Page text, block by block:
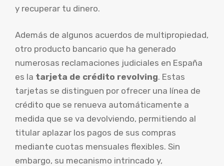
y recuperar tu dinero.
Además de algunos acuerdos de multipropiedad,
otro producto bancario que ha generado
numerosas reclamaciones judiciales en España
es la tarjeta de crédito revolving. Estas
tarjetas se distinguen por ofrecer una línea de
crédito que se renueva automáticamente a
medida que se va devolviendo, permitiendo al
titular aplazar los pagos de sus compras
mediante cuotas mensuales flexibles. Sin
embargo, su mecanismo intrincado y,